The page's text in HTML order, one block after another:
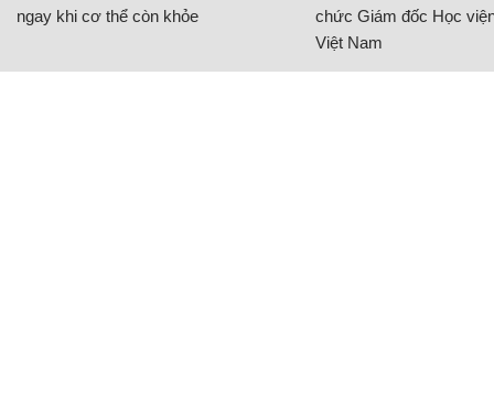
ngay khi cơ thể còn khỏe
chức Giám đốc Học
Việt Nam